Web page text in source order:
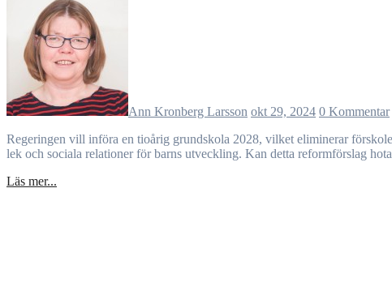
Ann Kronberg Larsson okt 29, 2024 0 Kommentar
Regeringen vill införa en tioårig grundskola 2028, vilket eliminerar förskoleklassen. Detta väcker frågor om utbildningskvalitet för sexåringar och krav på vidareutbildning för lärare. Samtidigt betonas vikten av
lek och sociala relationer för barns utveckling. Kan detta reformförslag
Läs mer...